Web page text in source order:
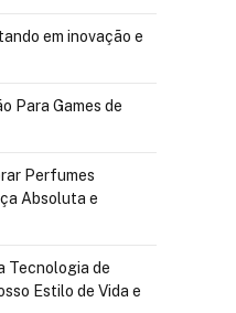
em inovação e
Para Games de
Perfumes
Absoluta e
Tecnologia de
Estilo de Vida e